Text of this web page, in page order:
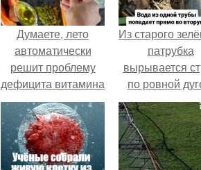
Думаете, лето
автоматически
решит проблему
дефицита витамина
D?
Из старого
патрубка
вырывается
по ровной
точно
отверстие
трубы.